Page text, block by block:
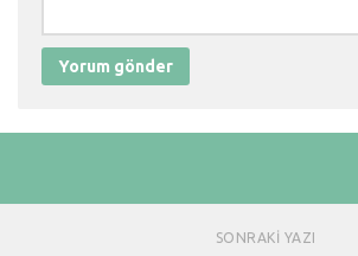
SONRAKI YAZI